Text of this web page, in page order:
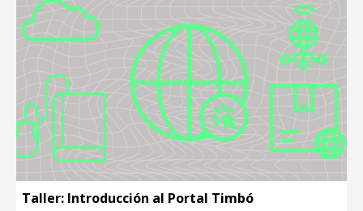
Taller: Introducción al Portal Timbó